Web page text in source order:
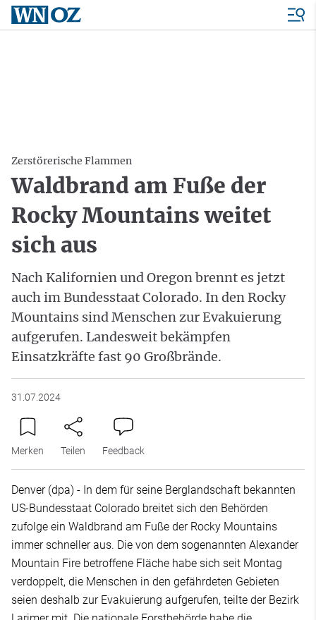
Zerstörerische Flammen
Waldbrand am Fuße der
Rocky Mountains weitet
sich aus
Nach Kalifornien und Oregon brennt es jetzt
auch im Bundesstaat Colorado. In den Rocky
Mountains sind Menschen zur Evakuierung
aufgerufen. Landesweit bekämpfen
Einsatzkräfte fast 90 Großbrände.
31.07.2024
Merken Teilen Feedback
Denver (dpa) - In dem für seine Berglandschaft bekannten
US-Bundesstaat Colorado breitet sich den Behörden
zufolge ein Waldbrand am Fuße der Rocky Mountains
immer schneller aus. Die von dem sogenannten Alexander
Mountain Fire betroffene Fläche habe sich seit Montag
verdoppelt, die Menschen in den gefährdeten Gebieten
seien deshalb zur Evakuierung aufgerufen, teilte der Bezirk